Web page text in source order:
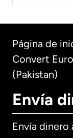
Página de
Convert
(Pakistan)
Envía
Envía dinero